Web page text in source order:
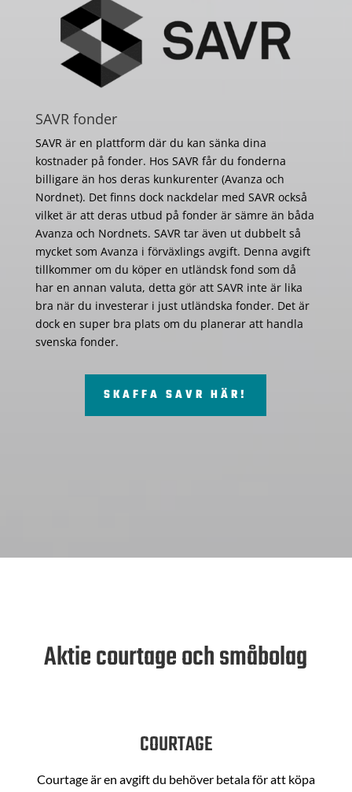
SAVR fonder
SAVR är en plattform där du kan sänka dina
kostnader på fonder. Hos SAVR får du fonderna
billigare än hos deras kunkurenter (Avanza och
Nordnet). Det finns dock nackdelar med SAVR också
vilket är att deras utbud på fonder är sämre än båda
Avanza och Nordnets. SAVR tar även ut dubbelt så
mycket som Avanza i förväxlings avgift. Denna avgift
tillkommer om du köper en utländsk fond som då
har en annan valuta, detta gör att SAVR inte är lika
bra när du investerar i just utländska fonder. Det är
dock en super bra plats om du planerar att handla
svenska fonder.
SKAFFA SAVR HÄR!
Aktie courtage och småbolag
COURTAGE
Courtage är en avgift du behöver betala för att köpa